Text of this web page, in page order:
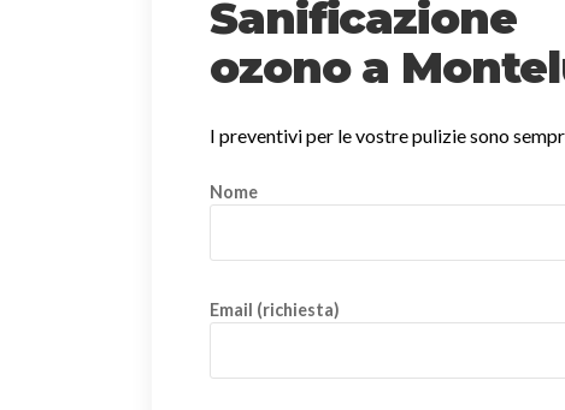
ozono a
I preventivi per le vostre pulizie sono
Nome
Email (richiesta)